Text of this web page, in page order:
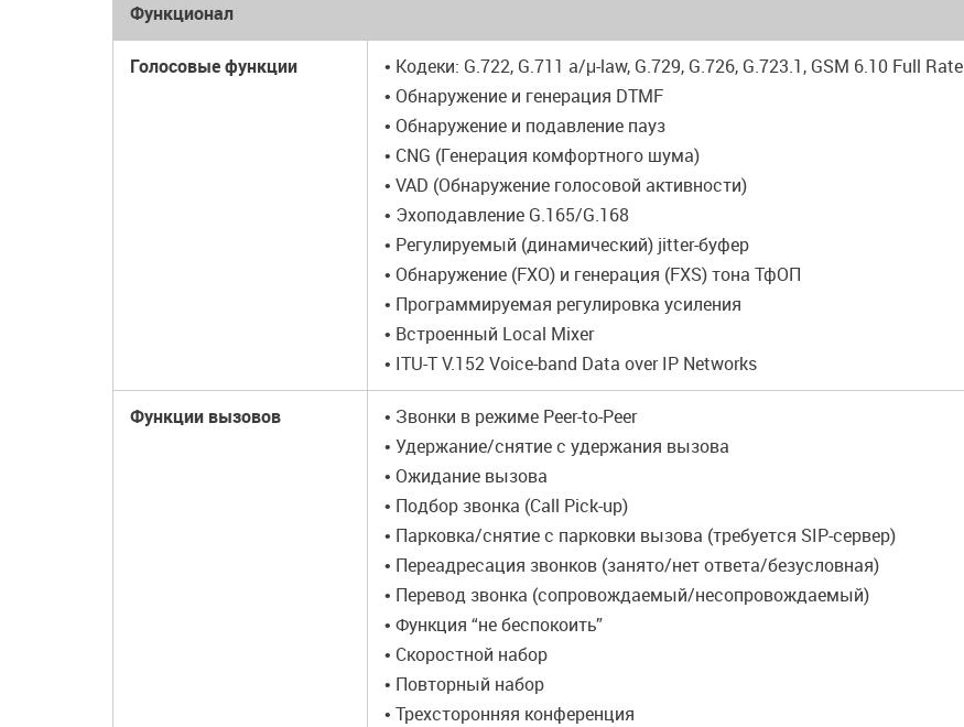
Функционал
Голосовые функции
• Кодеки: G.722, G.711 a/μ-law, G.729, G.726, G.723.1, GSM 6.10 Full Rate
• Обнаружение и генерация DTMF
• Обнаружение и подавление пауз
• CNG (Генерация комфортного шума)
• VAD (Обнаружение голосовой активности)
• Эхоподавление G.165/G.168
• Регулируемый (динамический) jitter-буфер
• Обнаружение (FXO) и генерация (FXS) тона ТфОП
• Программируемая регулировка усиления
• Встроенный Local Mixer
• ITU-T V.152 Voice-band Data over IP Networks
Функции вызовов
• Звонки в режиме Peer-to-Peer
• Удержание/снятие с удержания вызова
• Ожидание вызова
• Подбор звонка (Call Pick-up)
• Парковка/снятие с парковки вызова (требуется SIP-сервер)
• Переадресация звонков (занято/нет ответа/безусловная)
• Перевод звонка (сопровождаемый/несопровождаемый)
• Функция “не беспокоить”
• Скоростной набор
• Повторный набор
• Трехсторонняя конференция